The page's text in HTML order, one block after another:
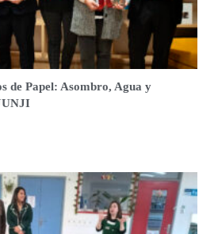
de Papel: Asombro, Agua y